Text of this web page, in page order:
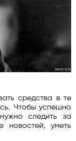
средства в те
Чтобы успешно
следить за
новостей, уметь